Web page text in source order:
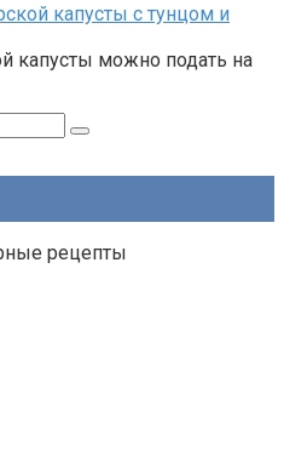
капусты с тунцом и
капусты можно подать на
рецепты